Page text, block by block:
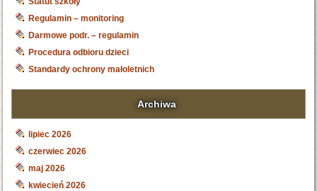
Regulamin – monitoring
Darmowe podr. – regulamin
Procedura odbioru dzieci
Standardy ochrony małoletnich
Archiwa
lipiec 2026
czerwiec 2026
maj 2026
kwiecień 2026